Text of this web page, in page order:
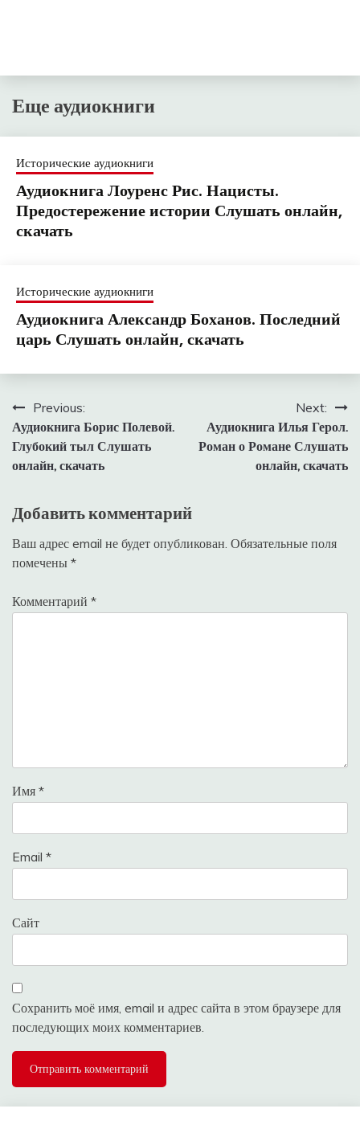
Еще аудиокниги
Исторические аудиокниги
Аудиокнига Лоуренс Рис. Нацисты.
Предостережение истории Слушать онлайн,
скачать
Исторические аудиокниги
Аудиокнига Александр Боханов. Последний
царь Слушать онлайн, скачать
Навигация
по
записям
Previous:
Аудиокнига Борис Полевой.
Глубокий тыл Слушать
онлайн, скачать
Next:
Аудиокнига Илья Герол.
Роман о Романе Слушать
онлайн, скачать
Добавить комментарий
Ваш адрес email не будет опубликован. Обязательные поля
помечены *
Комментарий *
Имя *
Email *
Сайт
Сохранить моё имя, email и адрес сайта в этом браузере для
последующих моих комментариев.